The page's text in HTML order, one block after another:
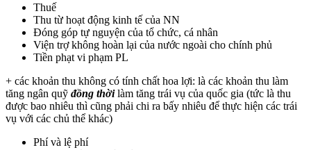
Thuế
Thu từ hoạt động kinh tế của NN
Đóng góp tự nguyện của tổ chức, cá nhân
Viện trợ không hoàn lại của nước ngoài cho chính phủ
Tiền phạt vi phạm PL
+ các khoản thu không có tính chất hoa lợi: là các khoản thu làm
tăng ngân quỹ đồng thờilàm tăng trái vụ của quốc gia (tức là thu
được bao nhiêu thì cũng phải chi ra bấy nhiêu để thực hiện các trái
vụ với các chủ thể khác)
Phí và lệ phí